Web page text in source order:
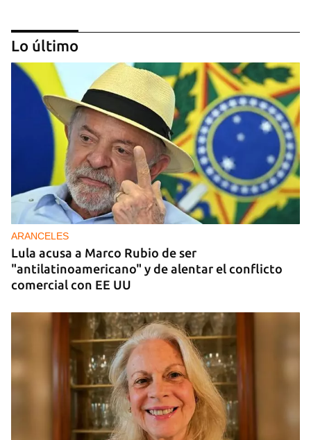
DONACIONES
China entrega otros 5.000 sistemas fotovoltaicos
para zonas rurales de Cuba
Lo último
ARANCELES
Lula acusa a Marco Rubio de ser
"antilatinoamericano" y de alentar el conflicto
comercial con EE UU